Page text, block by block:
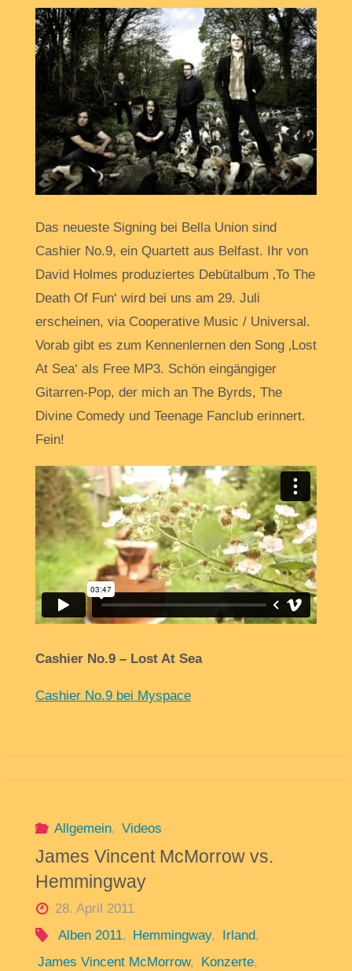
Das neueste Signing bei Bella Union sind
Cashier No.9, ein Quartett aus Belfast. Ihr von
David Holmes produziertes Debütalbum ‚To The
Death Of Fun‘ wird bei uns am 29. Juli
erscheinen, via Cooperative Music / Universal.
Vorab gibt es zum Kennenlernen den Song ‚Lost
At Sea‘ als Free MP3. Schön eingängiger
Gitarren-Pop, der mich an The Byrds, The
Divine Comedy und Teenage Fanclub erinnert.
Fein!
Cashier No.9 – Lost At Sea
Cashier No.9 bei Myspace
Allgemein, Videos
James Vincent McMorrow vs.
Hemmingway
28. April 2011
Alben 2011, Hemmingway, Irland,
James Vincent McMorrow, Konzerte,